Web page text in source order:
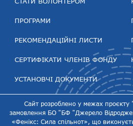
ПРОГРАМИ
РЕКОМЕНДАЦІЙНІ ЛИСТИ
СЕРТИФІКАТИ ЧЛЕНІВ ФОНДУ
УСТАНОВЧІ ДОКУМЕНТИ
Сайт розроблено у межах проєкту
замовлення БО "БФ "Джерело
«Фенікс: Сила спільнот», що